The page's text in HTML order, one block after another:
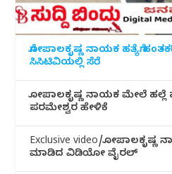
ಗೋಪಾಲಕೃಷ್ಣ ನಾಯಕ ಹತ್ಯೆಗೆ
ಸಿಸಿಟಿವಿಯಲ್ಲಿ ಸೆರೆ
ಗೋಪಾಲಕೃಷ್ಣ ನಾಯಕ ಮೇಲೆ ಹಲ್ಲೆ
ಪರಮೇಶ್ವರ ಹೇಳಿಕೆ
Exclusive video/
ಮಾಡಿದ ವಿಡಿಯೋ ವೈರಲ್